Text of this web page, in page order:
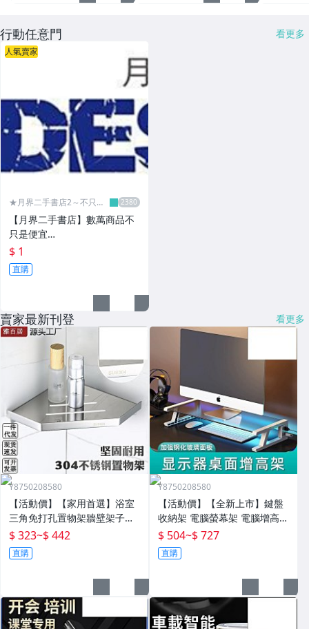
行動任意門 看更多
人氣賣家
★月界二手書店2～不只是
【月界二手書店】數萬商品不
只是便宜…
$ 1
直購
賣家最新刊登 看更多
Y8750208580
【活動價】【家用首選】浴室
三角免打孔置物架牆壁架子壁
掛分層置物架衛生間轉角架三
角籃
$ 323~$ 442
直購
Y8750208580
【活動價】【全新上市】鍵盤
收納架 電腦螢幕架 電腦增高架
電腦架 置物增高架 桌面電腦架
螢幕增高架 螢幕收納架 臺式
$ 504~$ 727
直購